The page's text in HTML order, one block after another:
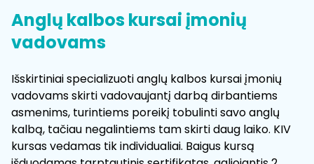
Anglų kalbos kursai įmonių
vadovams
Išskirtiniai specializuoti anglų kalbos kursai įmonių
vadovams skirti vadovaujantį darbą dirbantiems
asmenims, turintiems poreikį tobulinti savo anglų
kalbą, tačiau negalintiems tam skirti daug laiko. KIV
kursas vedamas tik individualiai. Baigus kursą